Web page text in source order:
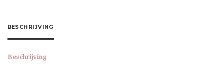
BESCHRIJVING
Beschrijving